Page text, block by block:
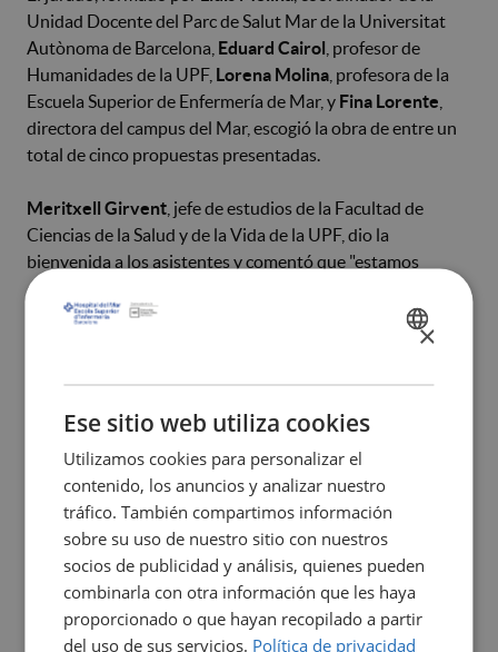
Unidad Docente del Parc de Salut Mar de la Universitat
Autònoma de Barcelona, Eduard Cairol , profesor de
Humanidades de la UPF, Lorena Molina , profesora de la
Escuela Superior de Enfermería de Mar, y Fina Lorente
directora del campus del Mar, escogió la obra de entre un
total de cinco propuestas presentadas.
Meritxell Girvent , jefe de estudios de la Facultad de
Ciencias de la Salud y de la Vida de la UPF, dio la
bienvenida a los asistentes y comentó que "estamos
complacidos porque una propuesta artística cambiará una
pared blanca por una pintura que represente los estudios
La obra "World Science", del estudiante Pau Forte,
ganadora del concurso Decora el campus
SPANISH
×
Ese sitio web utiliza cookies
Utilizamos cookies para personalizar el
contenido, los anuncios y analizar nuestro
tráfico. También compartimos información
sobre su uso de nuestro sitio con nuestros
socios de publicidad y análisis, quienes pueden
combinarla con otra información que les haya
proporcionado o que hayan recopilado a partir
del uso de sus servicios. Política de privacidad